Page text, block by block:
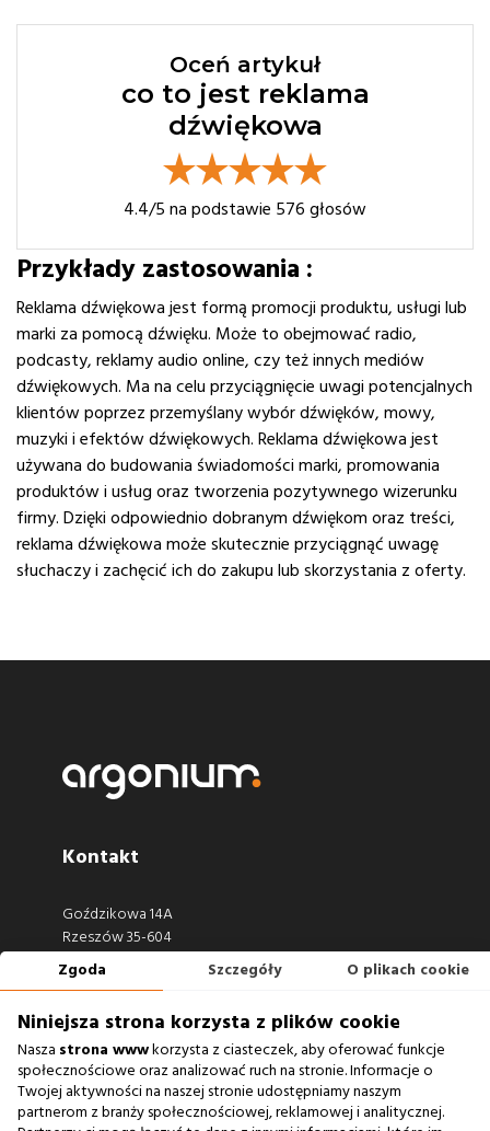
Oceń artykuł
co to jest reklama
dźwiękowa
4.4/5 na podstawie 576 głosów
Przykłady zastosowania :
Reklama dźwiękowa jest formą promocji produktu, usługi lub
marki za pomocą dźwięku. Może to obejmować radio,
podcasty, reklamy audio online, czy też innych mediów
dźwiękowych. Ma na celu przyciągnięcie uwagi potencjalnych
klientów poprzez przemyślany wybór dźwięków, mowy,
muzyki i efektów dźwiękowych. Reklama dźwiękowa jest
używana do budowania świadomości marki, promowania
produktów i usług oraz tworzenia pozytywnego wizerunku
firmy. Dzięki odpowiednio dobranym dźwiękom oraz treści,
reklama dźwiękowa może skutecznie przyciągnąć uwagę
słuchaczy i zachęcić ich do zakupu lub skorzystania z oferty.
Kontakt
Goździkowa 14A
Rzeszów 35-604
Zobacz również
Zgoda Szczegóły O plikach cookie
Niniejsza strona korzysta z plików cookie
Nasza strona wwwkorzysta z ciasteczek, aby oferować funkcje
społecznościowe oraz analizować ruch na stronie. Informacje o
Twojej aktywności na naszej stronie udostępniamy naszym
partnerom z branży społecznościowej, reklamowej i analitycznej.